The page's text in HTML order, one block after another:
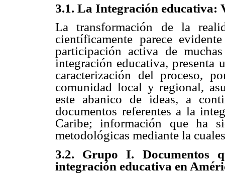
3.1. La Integración educativa:
La transformación de la
científicamente parece
participación activa de
integración educativa, presenta
caracterización del proceso,
comunidad local y regional,
este abanico de ideas, a
documentos referentes a la
Caribe; información que ha
metodológicas mediante la
3.2. Grupo I. Documentos
integración educativa en